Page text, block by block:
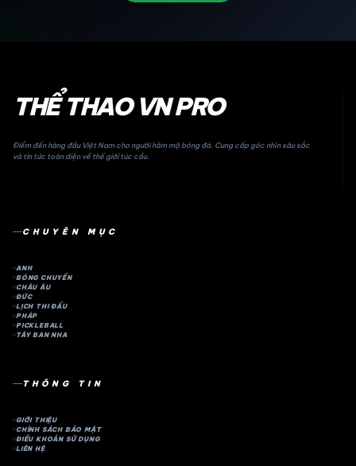
THỂ THAO VN PRO
Điểm đến hàng đầu Việt Nam cho người hâm mộ bóng đá. Cung cấp góc nhìn sâu sắc
và tin tức toàn diện về thế giới túc cầu.
CHUYÊN MỤC
ANH
BÓNG CHUYỀN
CHÂU ÂU
ĐỨC
LỊCH THI ĐẤU
PHÁP
PICKLEBALL
TÂY BAN NHA
THÔNG TIN
GIỚI THIỆU
CHÍNH SÁCH BẢO MẬT
ĐIỀU KHOẢN SỬ DỤNG
LIÊN HỆ